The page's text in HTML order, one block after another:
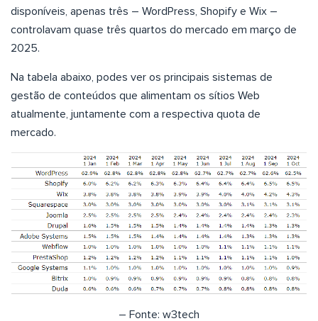
disponíveis, apenas três – WordPress, Shopify e Wix –
controlavam quase três quartos do mercado em março de
2025.
Na tabela abaixo, podes ver os principais sistemas de
gestão de conteúdos que alimentam os sítios Web
atualmente, juntamente com a respectiva quota de
mercado.
– Fonte: w3tech